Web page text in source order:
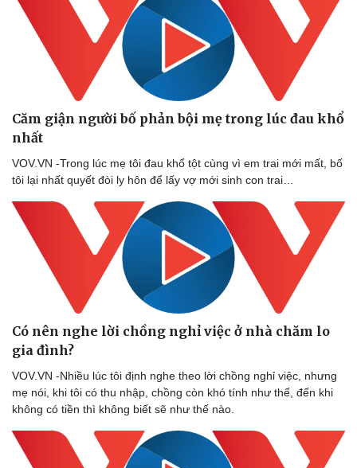
Cải chính
Căm giận người bố phản bội mẹ trong lúc đau khổ
nhất
VOV.VN -Trong lúc mẹ tôi đau khổ tột cùng vì em trai mới mất, bố
tôi lại nhất quyết đòi ly hôn để lấy vợ mới sinh con trai…
Có nên nghe lời chồng nghỉ việc ở nhà chăm lo
gia đình?
VOV.VN -Nhiều lúc tôi định nghe theo lời chồng nghỉ việc, nhưng
mẹ nói, khi tôi có thu nhập, chồng còn khó tính như thế, đến khi
không có tiền thì không biết sẽ như thế nào.